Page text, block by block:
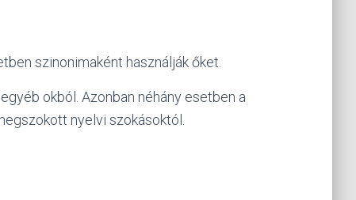
szinonimaként használják őket.
okból. Azonban néhány esetben a
nyelvi szokásoktól.